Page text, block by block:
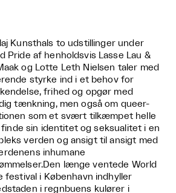
Kunsthals to udstillinger under
Pride af henholdsvis Lasse Lau &
og Lotte Leth Nielsen taler med
styrke ind i et behov for
frihed og opgør med
tænkning, men også om queer-
som et svært tilkæmpet helle
sin identitet og seksualitet i en
verden og ansigt til ansigt med
inhumane
Den længe ventede World
festival i København indhyller
i regnbuens kulører i